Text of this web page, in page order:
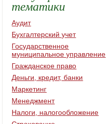
тематики
Аудит
Бухгалтерский учет
Государственное
муниципальное управление
Гражданское право
Деньги, кредит, банки
Маркетинг
Менеджмент
Налоги, налогообложение